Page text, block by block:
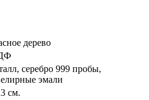
дерево
серебро 999 пробы,
эмали
см.